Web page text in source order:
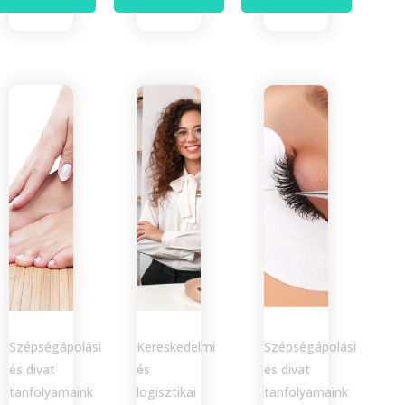
Szépségápolási
és divat
tanfolyamaink
Kereskedelmi
és
logisztikai
Szépségápolási
és divat
tanfolyamaink